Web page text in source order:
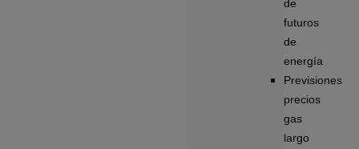
de
futuros
de
energía
Previsiones
precios
gas
largo